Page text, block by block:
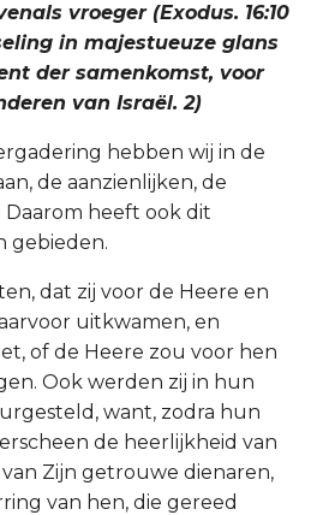
vroeger (Exodus. 16:10
in majestueuze glans
der samenkomst, voor
van Israël. 2)
hebben wij in de
de aanzienlijken, de
heeft ook dit
gebieden.
dat zij voor de Heere en
uitkwamen, en
of de Heere zou voor hen
Ook werden zij in hun
want, zodra hun
de heerlijkheid van
Zijn getrouwe dienaren,
van hen, die gereed